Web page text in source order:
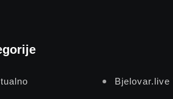
Bjelovar.live